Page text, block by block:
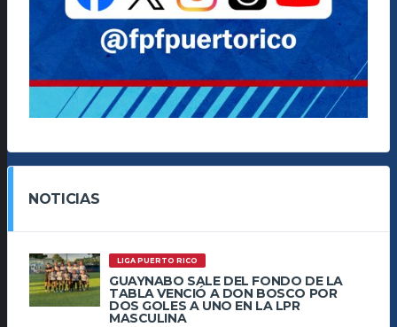
NOTICIAS
LIGA PUERTO RICO
GUAYNABO SALE DEL FONDO DE LA
TABLA VENCIÓ A DON BOSCO POR
DOS GOLES A UNO EN LA LPR
MASCULINA